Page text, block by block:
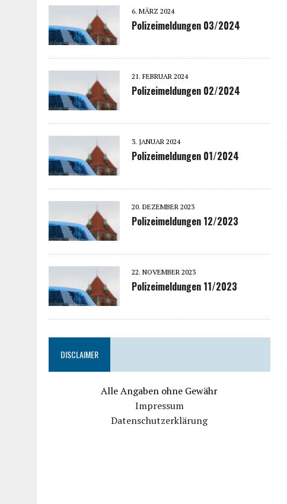
6. MÄRZ 2024
Polizeimeldungen 03/2024
21. FEBRUAR 2024
Polizeimeldungen 02/2024
3. JANUAR 2024
Polizeimeldungen 01/2024
20. DEZEMBER 2023
Polizeimeldungen 12/2023
22. NOVEMBER 2023
Polizeimeldungen 11/2023
DISCLAIMER
Alle Angaben ohne Gewähr
Impressum
Datenschutzerklärung